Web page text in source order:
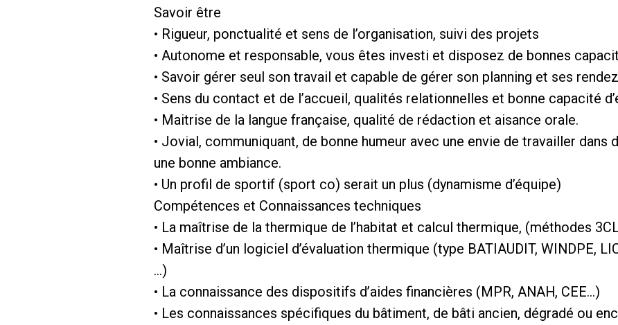
Savoir être
• Rigueur, ponctualité et sens de l’organisation, suivi des projets
• Autonome et responsable, vous êtes investi et disposez de bonnes
• Savoir gérer seul son travail et capable de gérer son planning et ses
• Sens du contact et de l’accueil, qualités relationnelles et bonne capacité
• Maitrise de la langue française, qualité de rédaction et aisance orale.
• Jovial, communiquant, de bonne humeur avec une envie de travailler dans
une bonne ambiance.
• Un profil de sportif (sport co) serait un plus (dynamisme d’équipe)
Compétences et Connaissances techniques
• La maîtrise de la thermique de l’habitat et calcul thermique, (méthodes
• Maîtrise d’un logiciel d’évaluation thermique (type BATIAUDIT, WINDPE,
…)
• La connaissance des dispositifs d’aides financières (MPR, ANAH, CEE…)
• Les connaissances spécifiques du bâtiment, de bâti ancien, dégradé ou